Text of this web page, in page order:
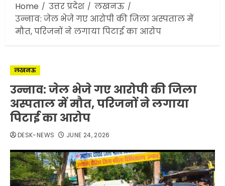
Home
उत्तर प्रदेश
लखनऊ
उन्नाव: जेल भेजे गए आरोपी की जिला अस्पताल में
मौत, परिजनों ने लगाया पिटाई का आरोप
लखनऊ
उन्नाव: जेल भेजे गए आरोपी की जिला
अस्पताल में मौत, परिजनों ने लगाया
पिटाई का आरोप
DESK-NEWS JUNE 24, 2026